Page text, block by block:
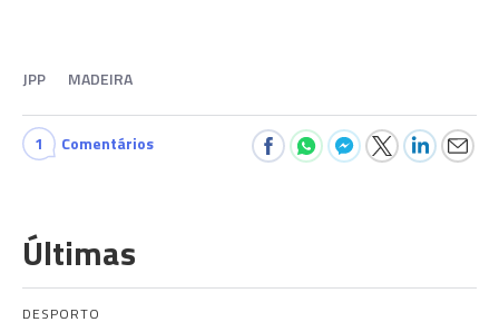
JPP MADEIRA
1 Comentários
Últimas
DESPORTO